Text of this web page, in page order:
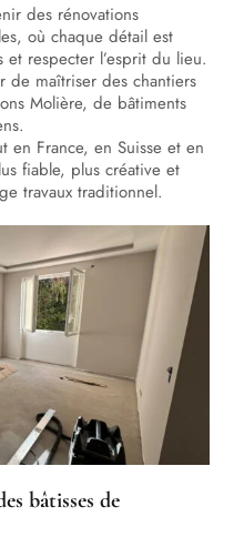
des rénovations
où chaque détail est
respecter l’esprit du lieu.
de maîtriser des chantiers
Molière, de bâtiments
en France, en Suisse et en
fiable, plus créative et
travaux traditionnel.
bâtisses de